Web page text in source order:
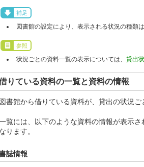
補足
図書館の設定により、表示される状況の種類は
参照
状況ごとの資料一覧の表示については、貸出
りている資料の一覧と資料の情報
図書館から借りている資料が、貸出の状況
覧には、以下のような資料の情報が表示
なります。
誌情報